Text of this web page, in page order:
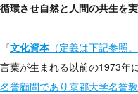
循環させ自然と人間の共生を
『文化資本（定義は下記参照。
言葉が生まれる以前の1973年
名誉顧問であり京都大学名誉